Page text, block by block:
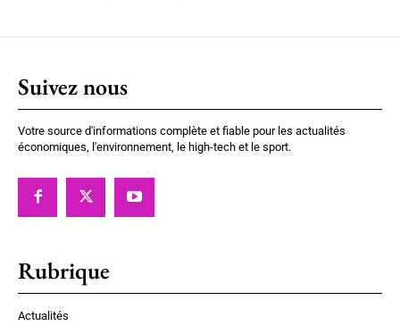
Suivez nous
Votre source d'informations complète et fiable pour les actualités
économiques, l'environnement, le high-tech et le sport.
Rubrique
Actualités